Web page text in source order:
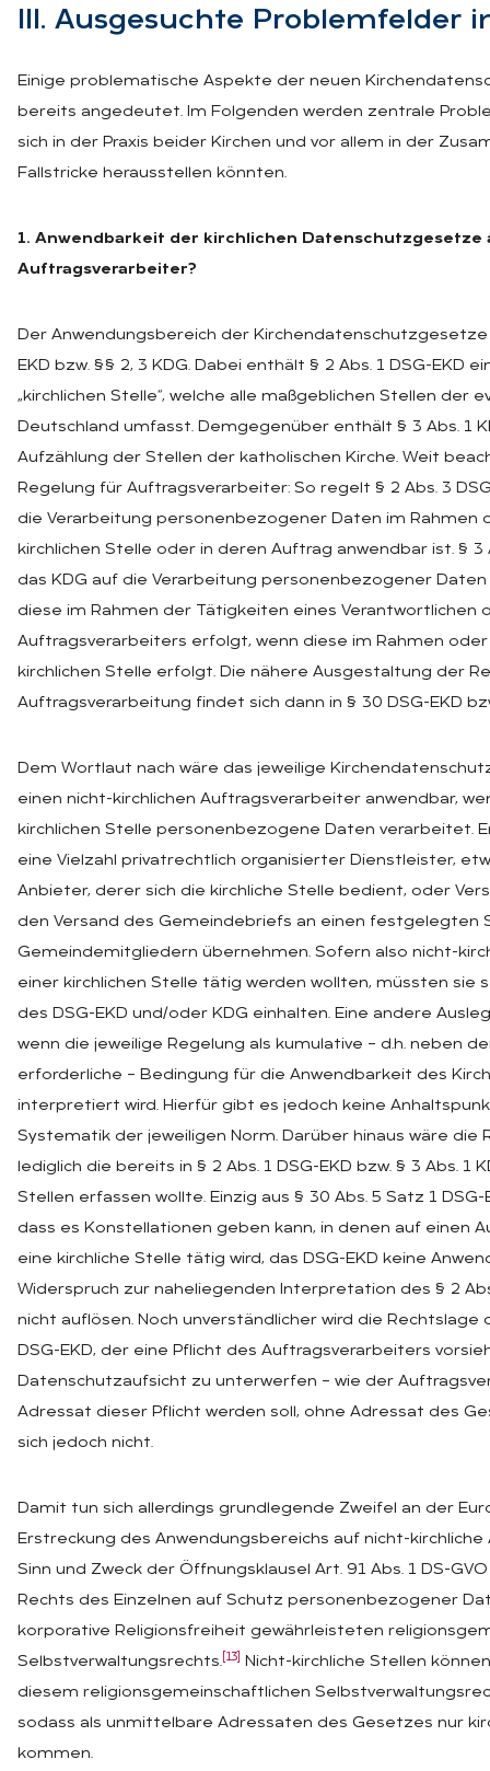
III. Aus­ge­such­te Pro­blem­fel­der
Einige problematische Aspekte der neuen
bereits angedeutet. Im Folgenden werden zentrale
sich in der Praxis beider Kirchen und vor allem in der
Fallstricke herausstellen könnten.
1. Anwendbarkeit der kirchlichen
Auftragsverarbeiter?
Der Anwendungsbereich der Kirchendatenschutzgesetze
EKD bzw. §§ 2, 3 KDG. Dabei enthält § 2 Abs. 1 DSG-EKD
„kirchlichen Stelle“, welche alle maßgeblichen Stellen der
Deutschland umfasst. Demgegenüber enthält § 3 Abs. 1
Aufzählung der Stellen der katholischen Kirche. Weit
Regelung für Auftragsverarbeiter: So regelt § 2 Abs. 3
die Verarbeitung personenbezogener Daten im Rahmen
kirchlichen Stelle oder in deren Auftrag anwendbar ist. § 3
das KDG auf die Verarbeitung personenbezogener
diese im Rahmen der Tätigkeiten eines Verantwortlichen
Auftragsverarbeiters erfolgt, wenn diese im Rahmen
kirchlichen Stelle erfolgt. Die nähere Ausgestaltung der
Auftragsverarbeitung findet sich dann in § 30 DSG-EKD
Dem Wortlaut nach wäre das jeweilige
einen nicht-kirchlichen Auftragsverarbeiter anwendbar,
kirchlichen Stelle personenbezogene Daten verarbeitet.
eine Vielzahl privatrechtlich organisierter Dienstleister,
Anbieter, derer sich die kirchliche Stelle bedient, oder
den Versand des Gemeindebriefs an einen festgelegten
Gemeindemitgliedern übernehmen. Sofern also nicht-
einer kirchlichen Stelle tätig werden wollten, müssten sie
des DSG-EKD und/oder KDG einhalten. Eine andere
wenn die jeweilige Regelung als kumulative – d.h. neben
erforderliche – Bedingung für die Anwendbarkeit des
interpretiert wird. Hierfür gibt es jedoch keine
Systematik der jeweiligen Norm. Darüber hinaus wäre die
lediglich die bereits in § 2 Abs. 1 DSG-EKD bzw. § 3 Abs. 1
Stellen erfassen wollte. Einzig aus § 30 Abs. 5 Satz 1
dass es Konstellationen geben kann, in denen auf einen
eine kirchliche Stelle tätig wird, das DSG-EKD keine
Widerspruch zur naheliegenden Interpretation des § 2
nicht auflösen. Noch unverständlicher wird die Rechtslage
DSG-EKD, der eine Pflicht des Auftragsverarbeiters
Datenschutzaufsicht zu unterwerfen – wie der
Adressat dieser Pflicht werden soll, ohne Adressat des
sich jedoch nicht.
Damit tun sich allerdings grundlegende Zweifel an der
Erstreckung des Anwendungsbereichs auf nicht-
Sinn und Zweck der Öffnungsklausel Art. 91 Abs. 1 DS-
Rechts des Einzelnen auf Schutz personenbezogener
korporative Religionsfreiheit gewährleisteten
Selbstverwaltungsrechts. [13]
Nicht-kirchliche Stellen
diesem religionsgemeinschaftlichen
sodass als unmittelbare Adressaten des Gesetzes nur
kommen.